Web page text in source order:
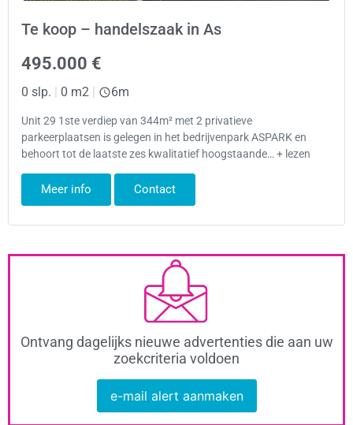
Te koop – handelszaak in As
495.000 €
0 slp. | 0 m2 | 6m
Unit 29 1ste verdiep van 344m² met 2 privatieve
parkeerplaatsen is gelegen in het bedrijvenpark ASPARK en
behoort tot de laatste zes kwalitatief hoogstaande… + lezen
Meer info Contact
Ontvang dagelijks nieuwe advertenties die aan uw
zoekcriteria voldoen
e-mail alert aanmaken